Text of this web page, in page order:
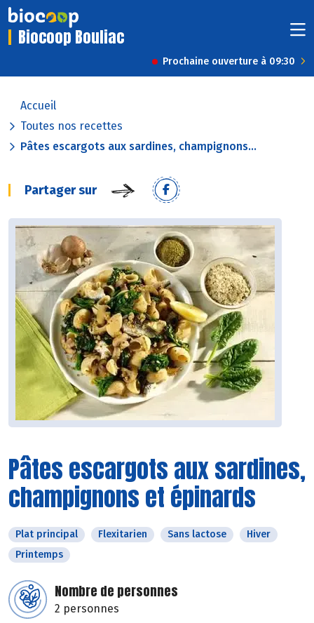
Biocoop Bouliac
Prochaine ouverture à 09:30
Accueil
Toutes nos recettes
Pâtes escargots aux sardines, champignons...
Partager sur
Pâtes escargots aux sardines,
champignons et épinards
Plat principal Flexitarien Sans lactose
Hiver
Printemps
Nombre de personnes
2 personnes